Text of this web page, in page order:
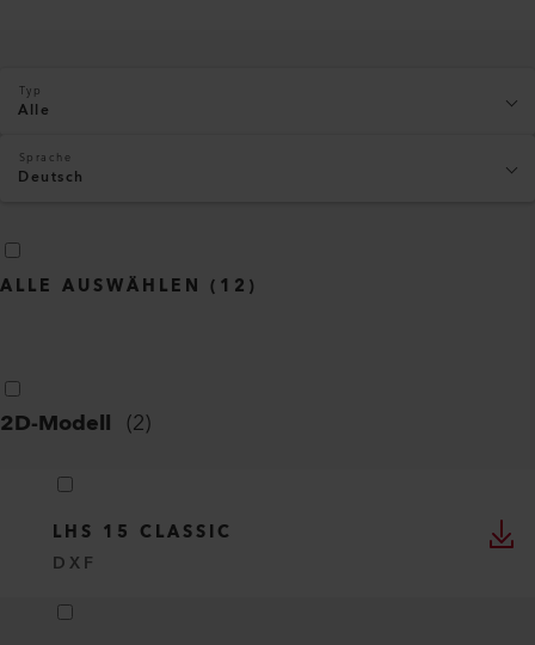
Typ
Alle
Sprache
Deutsch
ALLE AUSWÄHLEN ( 12 )
2D-Modell (2)
LHS 15 CLASSIC
DXF